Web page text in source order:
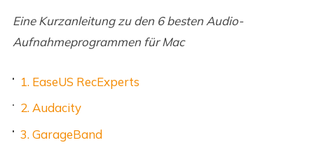
Eine Kurzanleitung zu den 6 besten Audio-
Aufnahmeprogrammen für Mac
1. EaseUS RecExperts
2. Audacity
3. GarageBand